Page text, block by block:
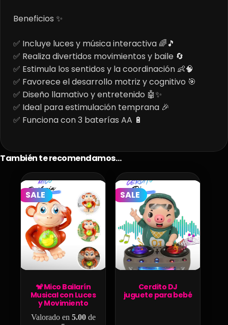
Beneficios ✨
✅ Incluye luces y música interactiva 🌈🎵
✅ Realiza divertidos movimientos y baile 🔄
✅ Estimula los sentidos y la coordinación 👶🧠
✅ Favorece el desarrollo motriz y cognitivo 🎯
✅ Diseño llamativo y entretenido 🤖✨
✅ Ideal para estimulación temprana 🎉
✅ Funciona con 3 baterías AA 🔋
También te recomendamos…
SALE
🐒 Mico Bailarín
Musical con Luces
y Movimiento
Valorado en 5.00de
SALE
Cerdito DJ
juguete para bebé